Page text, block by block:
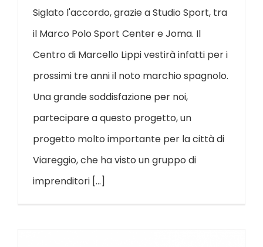
Siglato l'accordo, grazie a Studio Sport, tra
il Marco Polo Sport Center e Joma. Il
Centro di Marcello Lippi vestirà infatti per i
prossimi tre anni il noto marchio spagnolo.
Una grande soddisfazione per noi,
partecipare a questo progetto, un
progetto molto importante per la città di
Viareggio, che ha visto un gruppo di
imprenditori [...]